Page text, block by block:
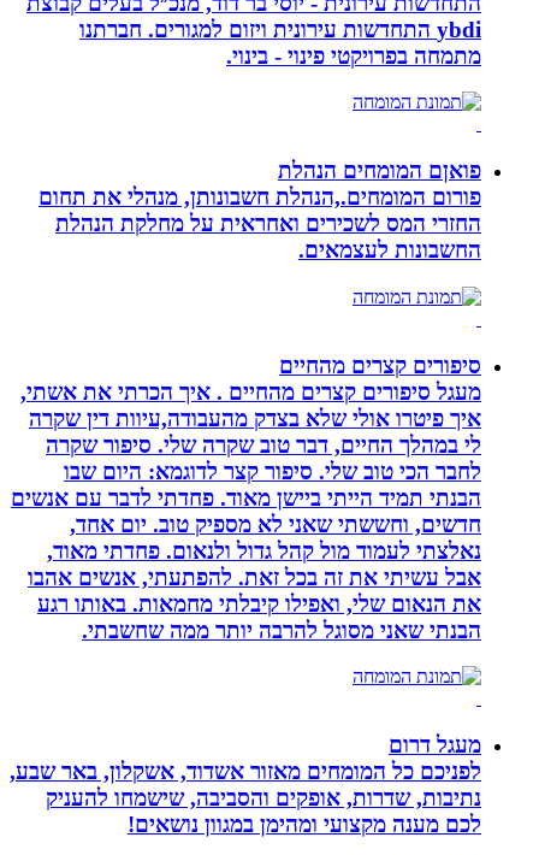
ybdi התחדשות עירונית ויזום למגורים. חברתנו
מתמחה בפרויקטי פינוי - בינוי.
פואןם המומחים הנהלת
פורום המומחים.,הנהלת חשבונותן, מנהלי את תחום
החזרי המס לשכירים ואחראית על מחלקת הנהלת
החשבונות לעצמאים.
סיפורים קצרים מהחיים
מעגל סיפורים קצרים מהחיים . איך הכרתי את אשתי,
איך פיטרו אולי שלא בצדק מהעבודה,עיוות דין שקרה
לי במהלך החיים, דבר טוב שקרה שלי. סיפור שקרה
לחבר הכי טוב שלי. סיפור קצר לדוגמא: היום שבו
הבנתי תמיד הייתי ביישן מאוד. פחדתי לדבר עם אנשים
חדשים, וחששתי שאני לא מספיק טוב. יום אחד,
נאלצתי לעמוד מול קהל גדול ולנאום. פחדתי מאוד,
אבל עשיתי את זה בכל זאת. להפתעתי, אנשים אהבו
את הנאום שלי, ואפילו קיבלתי מחמאות. באותו רגע
הבנתי שאני מסוגל להרבה יותר ממה שחשבתי.
מעגל דרום
לפניכם כל המומחים מאזור אשדוד, אשקלון, באר שבע,
נתיבות, שדרות, אופקים והסביבה, שישמחו להעניק
לכם מענה מקצועי ומהימן במגוון נושאים!